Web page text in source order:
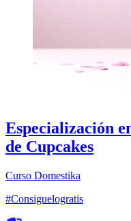
Especialización
de Cupcakes
Curso Domestika
#Consiguelogratis